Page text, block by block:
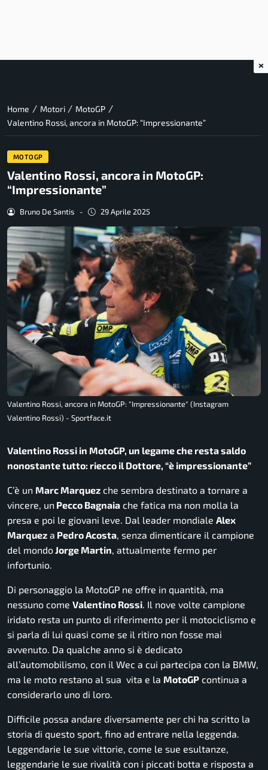
Home / Motori / MotoGP /
Valentino Rossi, ancora in MotoGP: “Impressionante”
MOTOGP
Valentino Rossi, ancora in MotoGP:
“Impressionante”
Bruno De Santis - 29 Aprile 2025
Valentino Rossi, ancora in MotoGP: "Impressionante" (Instagram
Valentino Rossi) - Sportface.it
Valentino Rossi in MotoGP, un legame che resta saldo
nonostante tutto: riecco il Dottore, “è impressionante”
C’è un Marc Marquez che sembra destinato a tornare a
vincere, un Pecco Bagnaia che fatica ma non molla la
presa e poi le giovani leve. Dal leader mondiale Alex
Marquez a Pedro Acosta, senza dimenticare il campione
del mondoJorge Martin, attualmente fermo per
infortunio.
Di personaggio la MotoGP ne offre in quantità, ma
nessuno come Valentino Rossi. Il nove volte campione
iridato resta un punto di riferimento per il motociclismo e
si parla di lui quasi come se il ritiro non fosse mai
avvenuto. Da qualche anno si è dedicato
all’automobilismo, con il Wec a cui partecipa con la BMW,
ma le moto restano al sua vita e la MotoGP continua a
considerarlo uno di loro.
Difficile possa andare diversamente per chi ha scritto la
storia di questo sport, fino ad entrare nella leggenda.
Leggendarie le sue vittorie, come le sue esultanze,
leggendarie le sue rivalità con i piccati botta e risposta a
×